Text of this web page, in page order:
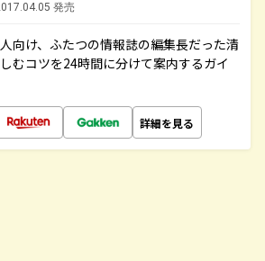
発売
向け、ふたつの情報誌の編集長だった清
むコツを24時間に分けて案内するガイ
詳細を見る